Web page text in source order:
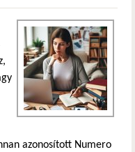
azonosított Numero